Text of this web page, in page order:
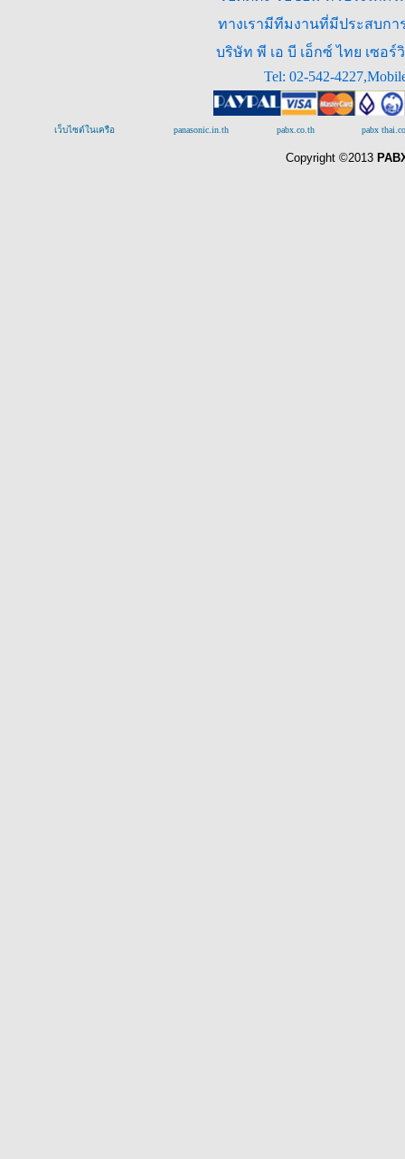
ทางเรามีทีมงานที่มีประสบกา
บริษัท พี เอ บี เอ็กซ์ ไทย เซอ
Tel: 02-542-
เว็บไซต์ในเครือ panasonic.in.th pabx.co.th pabx
Copyright ©2013